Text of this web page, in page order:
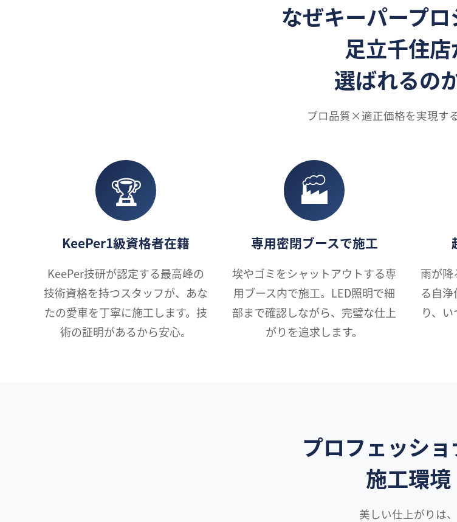
なぜキーパープ
足立千住
選ばれるの
プロ品質×適正価格を実現す
🏆
KeePer1級資格者在籍
KeePer技研が認定する最高峰の
技術資格を持つスタッフが、あな
たの愛車を丁寧に施工します。技
術の証明があるから安心。
🏭
専用密閉ブースで施工
埃やゴミをシャットアウトする専
用ブース内で施工。LED照明で細
部まで確認しながら、完璧な仕上
がりを追求します。
雨が降
る自
り、
プロフェッシ
施工環境
美しい仕上がりは、